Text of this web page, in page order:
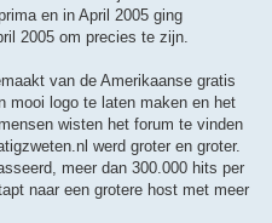
en in April 2005 ging
2005 om precies te zijn.
van de Amerikaanse gratis
mooi logo te laten maken en het
wisten het forum te vinden
werd groter en groter.
meer dan 300.000 hits per
naar een grotere host met meer